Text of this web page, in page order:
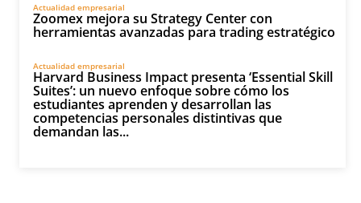
Actualidad empresarial
Zoomex mejora su Strategy Center con
herramientas avanzadas para trading estratégico
Actualidad empresarial
Harvard Business Impact presenta ‘Essential Skill
Suites’: un nuevo enfoque sobre cómo los
estudiantes aprenden y desarrollan las
competencias personales distintivas que
demandan las...